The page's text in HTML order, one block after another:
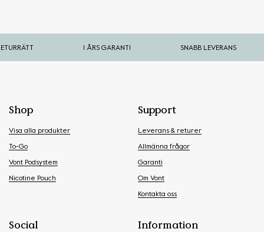
1 ÅRS GARANTI SNABB LEVERANS
Shop
Visa alla produkter
To-Go
Vont Podsystem
Nicotine Pouch
Support
Leverans & returer
Allmänna frågor
Garanti
Om Vont
Kontakta oss
Social Information